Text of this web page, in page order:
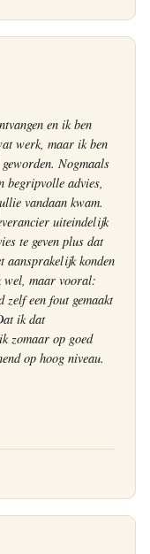
en ik ben
werk, maar ik ben
Nogmaals
begripvolle advies,
vandaan kwam.
uiteindelijk
te geven plus dat
aansprakelijk konden
wel, maar vooral:
een fout gemaakt
ik dat
zomaar op goed
op hoog niveau.